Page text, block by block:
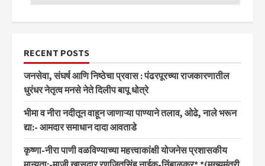
RECENT POSTS
जनसेवा, संघर्ष आणि निष्ठेचा प्रवास : पंढरपूरच्या राजकारणातील
धुरंधर नेतृत्व मनसे नेते दिलीप बापू धोत्रे
भीमा व नीरा नदीतून वाहून जाणाऱ्या पाण्याने तलाव, ओढे, नाले भरून
द्या:- आमदार समाधान दादा आवताडे
कृष्णा-नीरा पाणी वळविण्याच्या महत्त्वाकांक्षी योजनेस प्रशासकीय